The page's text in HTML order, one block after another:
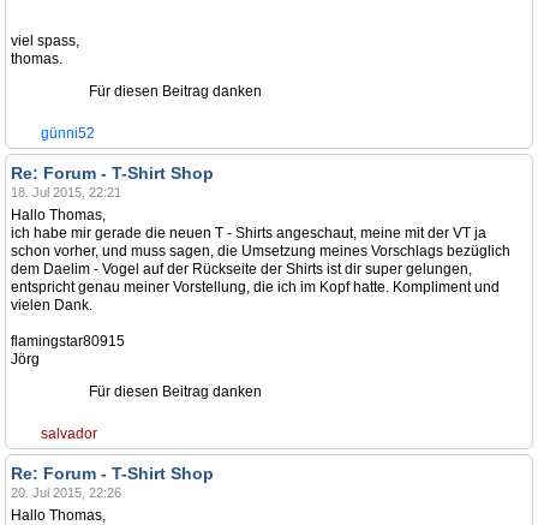
viel spass,
thomas.
Für diesen Beitrag danken
günni52
Re: Forum - T-Shirt Shop
18. Jul 2015, 22:21
Hallo Thomas,
ich habe mir gerade die neuen T - Shirts angeschaut, meine mit der VT ja
schon vorher, und muss sagen, die Umsetzung meines Vorschlags bezüglich
dem Daelim - Vogel auf der Rückseite der Shirts ist dir super gelungen,
entspricht genau meiner Vorstellung, die ich im Kopf hatte. Kompliment und
vielen Dank.
flamingstar80915
Jörg
Für diesen Beitrag danken
salvador
Re: Forum - T-Shirt Shop
20. Jul 2015, 22:26
Hallo Thomas,